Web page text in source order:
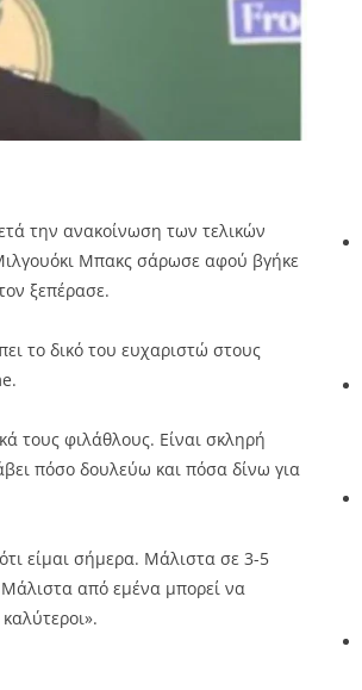
την ανακοίνωση των τελικών
Μπακς σάρωσε αφού βγήκε
ξεπέρασε.
το δικό του ευχαριστώ στους
τους φιλάθλους. Είναι σκληρή
πόσο δουλεύω και πόσα δίνω για
είμαι σήμερα. Μάλιστα σε 3-5
από εμένα μπορεί να